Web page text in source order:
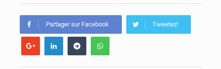
Partager sur Facebook Tweetez!